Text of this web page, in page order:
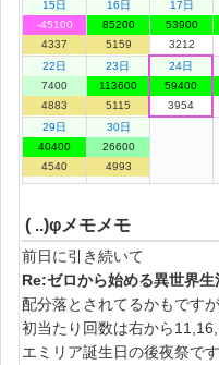
15日
-45100
4337
16日
85200
5159
17日
53900
3212
22日
7400
4883
23日
113600
5115
24日
59400
3954
29日
40400
4540
30日
26600
4993
( ..)φメモメモ
前日に引き続いて
Re:ゼロから始める異世界生
配分落とされてるかもです
初当たり回数は右から
エミリア誕生日の後夜祭で